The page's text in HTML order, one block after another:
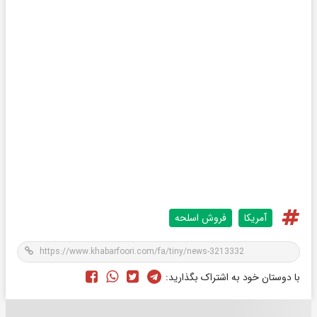
آمریکا فروش اسلحه
با دوستان خود به اشتراک بگذارید: